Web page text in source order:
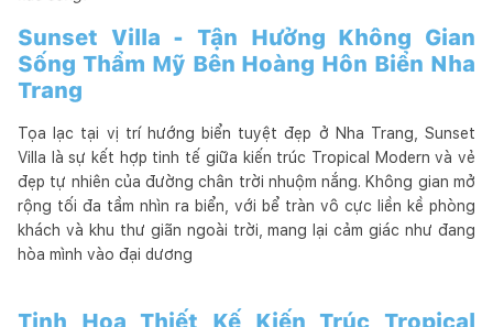
Sunset Villa - Tận Hưởng Không Gian
Sống Thẩm Mỹ Bên Hoàng Hôn Biển Nha
Trang
Tọa lạc tại vị trí hướng biển tuyệt đẹp ở Nha Trang, Sunset
Villa là sự kết hợp tinh tế giữa kiến trúc Tropical Modern và vẻ
đẹp tự nhiên của đường chân trời nhuộm nắng. Không gian mở
rộng tối đa tầm nhìn ra biển, với bể tràn vô cực liền kề phòng
khách và khu thư giãn ngoài trời, mang lại cảm giác như đang
hòa mình vào đại dương
Tinh Hoa Thiết Kế Kiến Trúc Tropical